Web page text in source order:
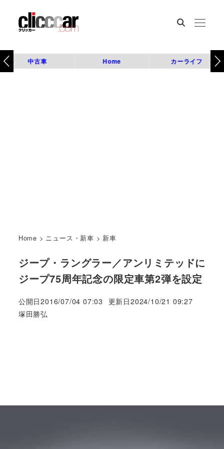
中古車 Home カーライフ
Home > ニュース・新車 > 新車
ジープ・ラングラー／アンリミテッドに
ジープ75周年記念の限定車第2弾を設定
公開日2016/07/04 07:03 更新日2024/10/21 09:27
著
塚田勝弘